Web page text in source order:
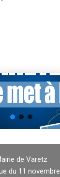
de Varetz
du 11 novembre